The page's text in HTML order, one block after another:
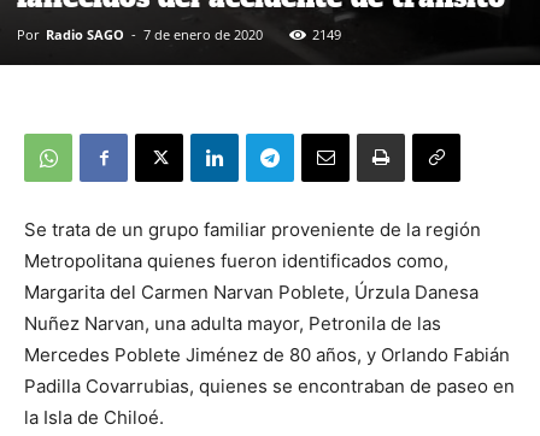
Por Radio SAGO - 7 de enero de 2020 2149
Se trata de un grupo familiar proveniente de la región
Metropolitana quienes fueron identificados como,
Margarita del Carmen Narvan Poblete, Úrzula Danesa
Nuñez Narvan, una adulta mayor, Petronila de las
Mercedes Poblete Jiménez de 80 años, y Orlando Fabián
Padilla Covarrubias, quienes se encontraban de paseo en
la Isla de Chiloé.